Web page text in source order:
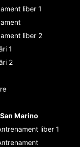
liber 1
liber 2
1
2
San Marino
liber 1